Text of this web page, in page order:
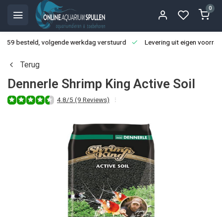
0
besteld, volgende werkdag verstuurd Levering uit eigen
Terug
Dennerle Shrimp King Active Soil
4.8/5 (9 Reviews)